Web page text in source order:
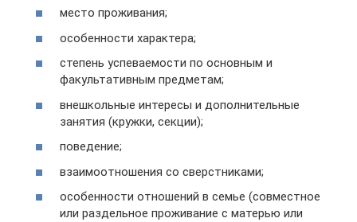
место проживания;
особенности характера;
степень успеваемости по основным и
факультативным предметам;
внешкольные интересы и дополнительные
занятия (кружки, секции);
поведение;
взаимоотношения со сверстниками;
особенности отношений в семье (совместное
или раздельное проживание с матерью или